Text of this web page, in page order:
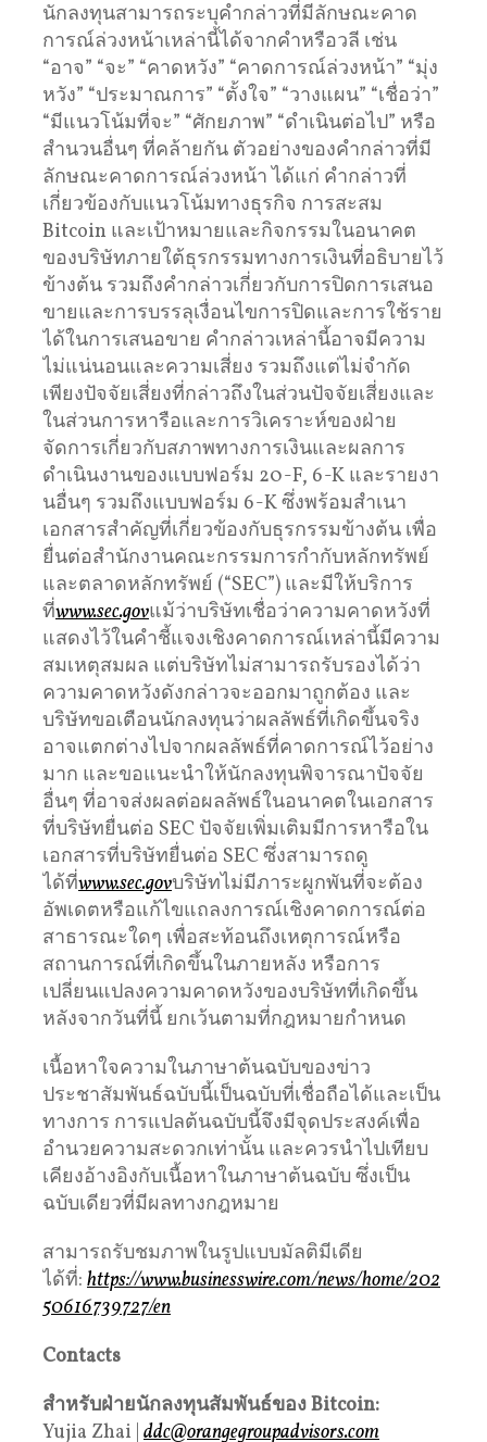
นักลงทุนสามารถระบุคำกล่าวที่มีลักษณะคาด
การณ์ล่วงหน้าเหล่านี้ได้จากคำหรือวลี เช่น
“อาจ” “จะ” “คาดหวัง” “คาดการณ์ล่วงหน้า” “มุ่ง
หวัง” “ประมาณการ” “ตั้งใจ” “วางแผน” “เชื่อว่า”
“มีแนวโน้มที่จะ” “ศักยภาพ” “ดำเนินต่อไป” หรือ
สำนวนอื่นๆ ที่คล้ายกัน ตัวอย่างของคำกล่าวที่มี
ลักษณะคาดการณ์ล่วงหน้า ได้แก่ คำกล่าวที่
เกี่ยวข้องกับแนวโน้มทางธุรกิจ การสะสม
Bitcoin และเป้าหมายและกิจกรรมในอนาคต
ของบริษัทภายใต้ธุรกรรมทางการเงินที่อธิบายไว้
ข้างต้น รวมถึงคำกล่าวเกี่ยวกับการปิดการเสนอ
ขายและการบรรลุเงื่อนไขการปิดและการใช้ราย
ได้ในการเสนอขาย คำกล่าวเหล่านี้อาจมีความ
ไม่แน่นอนและความเสี่ยง รวมถึงแต่ไม่จำกัด
เพียงปัจจัยเสี่ยงที่กล่าวถึงในส่วนปัจจัยเสี่ยงและ
ในส่วนการหารือและการวิเคราะห์ของฝ่าย
จัดการเกี่ยวกับสภาพทางการเงินและผลการ
ดำเนินงานของแบบฟอร์ม 20-F, 6-K และรายงา
นอื่นๆ รวมถึงแบบฟอร์ม 6-K ซึ่งพร้อมสำเนา
เอกสารสำคัญที่เกี่ยวข้องกับธุรกรรมข้างต้น เพื่อ
ยื่นต่อสำนักงานคณะกรรมการกำกับหลักทรัพย์
และตลาดหลักทรัพย์ (“SEC”) และมีให้บริการ
ที่www.sec.govแม้ว่าบริษัทเชื่อว่าความคาดหวังที่
แสดงไว้ในคำชี้แจงเชิงคาดการณ์เหล่านี้มีความ
สมเหตุสมผล แต่บริษัทไม่สามารถรับรองได้ว่า
ความคาดหวังดังกล่าวจะออกมาถูกต้อง และ
บริษัทขอเตือนนักลงทุนว่าผลลัพธ์ที่เกิดขึ้นจริง
อาจแตกต่างไปจากผลลัพธ์ที่คาดการณ์ไว้อย่าง
มาก และขอแนะนำให้นักลงทุนพิจารณาปัจจัย
อื่นๆ ที่อาจส่งผลต่อผลลัพธ์ในอนาคตในเอกสาร
ที่บริษัทยื่นต่อ SEC ปัจจัยเพิ่มเติมมีการหารือใน
เอกสารที่บริษัทยื่นต่อ SEC ซึ่งสามารถดู
ได้ที่www.sec.govบริษัทไม่มีภาระผูกพันที่จะต้อง
อัพเดตหรือแก้ไขแถลงการณ์เชิงคาดการณ์ต่อ
สาธารณะใดๆ เพื่อสะท้อนถึงเหตุการณ์หรือ
สถานการณ์ที่เกิดขึ้นในภายหลัง หรือการ
เปลี่ยนแปลงความคาดหวังของบริษัทที่เกิดขึ้น
หลังจากวันที่นี้ ยกเว้นตามที่กฎหมายกำหนด
เนื้อหาใจความในภาษาต้นฉบับของข่าว
ประชาสัมพันธ์ฉบับนี้เป็นฉบับที่เชื่อถือได้และเป็น
ทางการ การแปลต้นฉบับนี้จึงมีจุดประสงค์เพื่อ
อำนวยความสะดวกเท่านั้น และควรนำไปเทียบ
เคียงอ้างอิงกับเนื้อหาในภาษาต้นฉบับ ซึ่งเป็น
ฉบับเดียวที่มีผลทางกฎหมาย
สามารถรับชมภาพในรูปแบบมัลติมีเดีย
ได้ที่: https://www.businesswire.com/news/home/202
50616739727/en
Contacts
สำหรับฝ่ายนักลงทุนสัมพันธ์ของ Bitcoin:
Yujia Zhai | ddc@orangegroupadvisors.com